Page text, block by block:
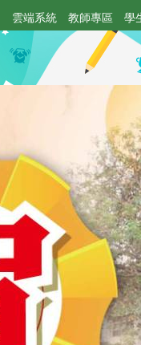
雲端系統 教師專區 學